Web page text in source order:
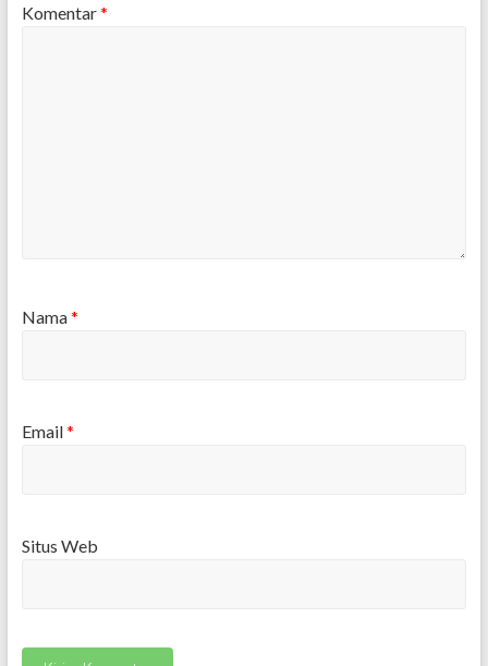
Komentar*
Nama*
Email*
Situs Web